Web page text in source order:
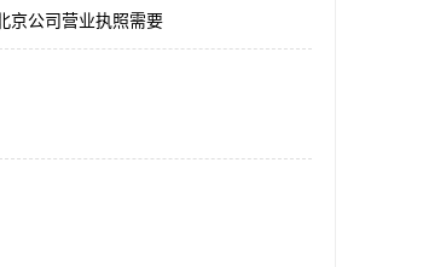
京公司营业执照需要